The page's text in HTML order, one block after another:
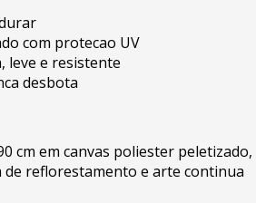
com protecao UV
leve e resistente
desbota
cm em canvas poliester peletizado,
de reflorestamento e arte continua